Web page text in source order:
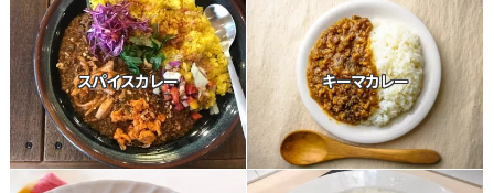
スパイスカレー キーマカレー